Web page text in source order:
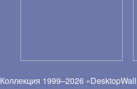
Коллекция 1999–2026